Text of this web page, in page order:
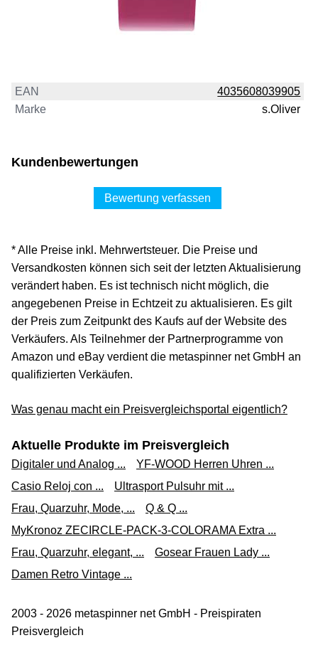
EAN
4035608039905
Marke
s.Oliver
Kundenbewertungen
Bewertung verfassen
* Alle Preise inkl. Mehrwertsteuer. Die Preise und
Versandkosten können sich seit der letzten Aktualisierung
verändert haben. Es ist technisch nicht möglich, die
angegebenen Preise in Echtzeit zu aktualisieren. Es gilt
der Preis zum Zeitpunkt des Kaufs auf der Website des
Verkäufers. Als Teilnehmer der Partnerprogramme von
Amazon und eBay verdient die metaspinner net GmbH an
qualifizierten Verkäufen.
Was genau macht ein Preisvergleichsportal eigentlich?
Aktuelle Produkte im Preisvergleich
Digitaler und Analog ...
YF-WOOD Herren Uhren ...
Casio Reloj con ...
Ultrasport Pulsuhr mit ...
Frau, Quarzuhr, Mode, ...
Q & Q ...
MyKronoz ZECIRCLE-PACK-3-COLORAMA Extra ...
Frau, Quarzuhr, elegant, ...
Gosear Frauen Lady ...
Damen Retro Vintage ...
2003 - 2026 metaspinner net GmbH - Preispiraten
Preisvergleich